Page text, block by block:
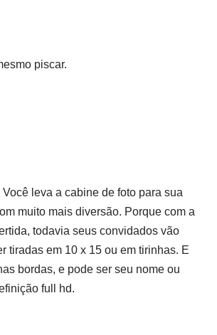
piscar.
Você leva a cabine de foto para sua
muito mais diversão. Porque com a
todavia seus convidados vão
tiradas em 10 x 15 ou em tirinhas. E
bordas, e pode ser seu nome ou
full hd.